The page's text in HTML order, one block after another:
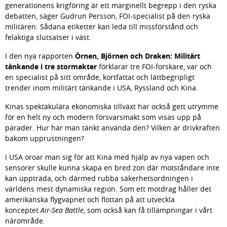
generationens krigföring är ett marginellt begrepp i den ryska
debatten, säger Gudrun Persson, FOI-specialist på den ryska
militären. Sådana etiketter kan leda till missförstånd och
felaktiga slutsatser i väst.
I den nya rapporten Örnen, Björnen och Draken: Militärt
tänkande i tre stor­makter förklarar tre FOI-forskare, var och
en specialist på sitt område, kortfattat och lättbegripligt
trender inom militärt tänkande i USA, Ryssland och Kina.
Kinas spektakulära ekonomiska tillväxt har också gett utrymme
för en helt ny och modern försvarsmakt som visas upp på
parader. Hur har man tänkt använda den? Vilken är drivkraften
bakom upprustningen?
I USA oroar man sig för att Kina med hjälp av nya vapen och
sensorer skulle kunna skapa en bred zon där motståndare inte
kan uppträda, och därmed rubba säkerhetsordningen i
världens mest dynamiska region. Som ett motdrag håller det
amerikanska flygvapnet och flottan på att utveckla
konceptet Air-Sea Battle, som också kan få tillämpningar i vårt
närområde.